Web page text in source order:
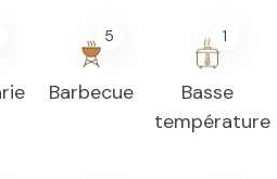
5
Barbecue
1
Basse
température